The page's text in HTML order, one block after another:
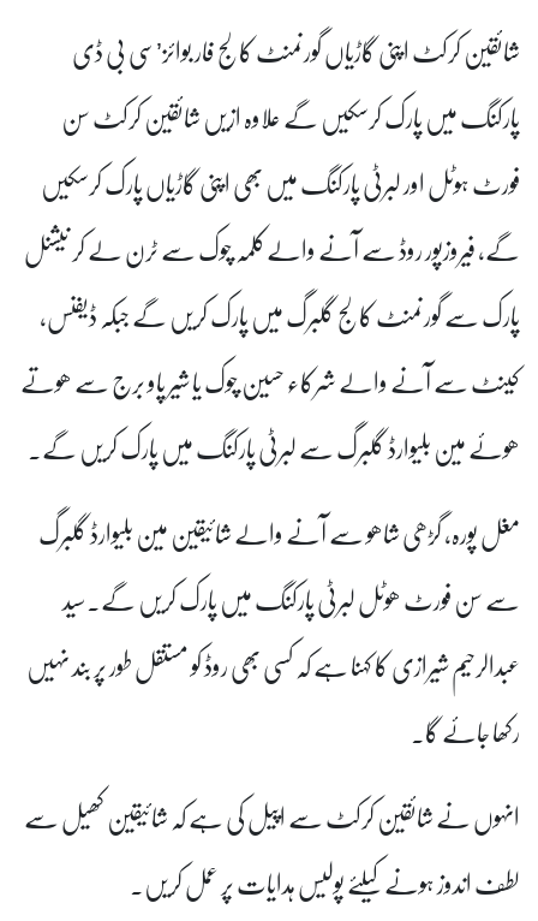
شائقین کرکٹ اپنی گاڑیاں گورنمنٹ کالج فار بوائز’سی بی ڈی
پارکنگ میں پارک کرسکیں گے علاوہ ازیں شائقین کرکٹ سن
فورٹ ہوٹل اور لبرٹی پارکنگ میں بھی اپنی گاڑیاں پارک کرسکیں
گے، فیروزپور روڈ سے آنے والےکلمہ چوک سے ٹرن لے کر نیشنل
پارک سے گورنمنٹ کالج گلبرگ میں پارک کریں گے جبکہ ڈیفنس،
کینٹ سے آنے والے شرکاء حسین چوک یا شیر پاو برج سے ھوتے
ھوئے مین بلیوارڈ گلبرگ سے لبرٹی پارکنگ میں پارک کریں گے۔
مغل پورہ، گڑھی شاھو سے آنے والے شائیقین مین بلیوارڈ گلبرگ
سے سن فورٹ ھوٹل لبرٹی پارکنگ میں پارک کریں گے۔سید
عبدالرحیم شیرازی کا کہنا ہے کہ کسی بھی روڈ کو مستقل طور پر بند نہیں
رکھا جائے گا۔
انہوں نے شائقین کرکٹ سے اپیل کی ہے کہ شائیقین کھیل سے
لطف اندوز ہونے کیلئے پولیس ہدایات پر عمل کریں۔